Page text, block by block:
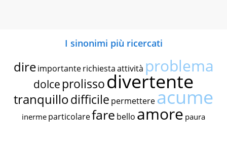
I sinonimi più ricercati
dire importante richiestaattività problema
dolce prolissodivertente
tranquillodifficile permettereacume
inerme particolarefare bello amore paura